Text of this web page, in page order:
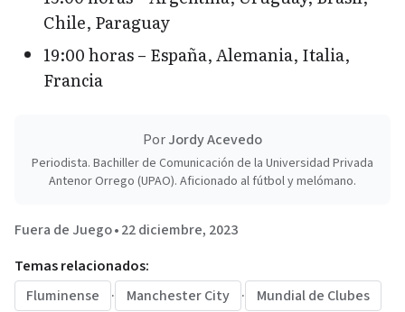
Chile, Paraguay
19:00 horas – España, Alemania, Italia,
Francia
PorJordy Acevedo
Periodista. Bachiller de Comunicación de la Universidad Privada
Antenor Orrego (UPAO). Aficionado al fútbol y melómano.
Fuera de Juego•22 diciembre, 2023
Temas relacionados:
Fluminense
· Manchester City · Mundial de Clubes